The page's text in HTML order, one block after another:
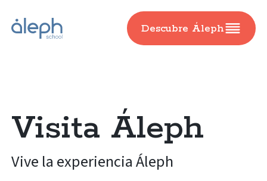
Descubre Áleph
Visita Áleph
Vive la experiencia Áleph